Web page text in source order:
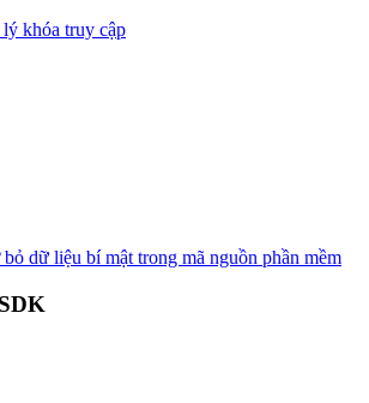
khóa truy cập
dữ liệu bí mật trong mã nguồn phần mềm